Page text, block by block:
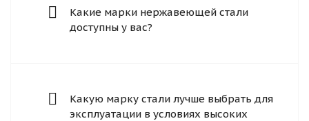
Какие марки нержавеющей стали
доступны у вас?
Какую марку стали лучше выбрать для
эксплуатации в условиях высоких